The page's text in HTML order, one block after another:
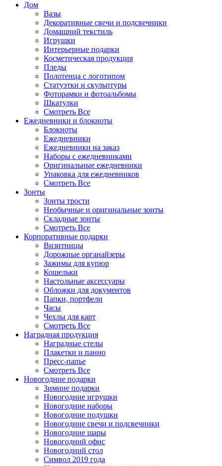
Дом
Вазы
Декоративные свечи и подсвечники
Домашний текстиль
Игрушки
Интерьерные подарки
Косметическая продукция
Пледы
Полотенца с логотипом
Статуэтки и скульптуры
Фоторамки и фотоальбомы
Шкатулки
Смотреть Все
Ежедневники и блокноты
Блокноты
Ежедневники
Ежедневники на заказ
Наборы с ежедневниками
Оригинальные ежедневники
Упаковка для ежедневников
Смотреть Все
Зонты
Зонты трости
Необычные и оригинальные зонты
Складные зонты
Смотреть Все
Корпоративные подарки
Визитницы
Дорожные органайзеры
Зажимы для купюр
Кошельки
Настольные аксессуары
Обложки для документов
Папки, портфели
Часы
Чехлы для карт
Смотреть Все
Наградная продукция
Наградные стелы
Плакетки и панно
Пресс-папье
Смотреть Все
Новогодние подарки
Зимние подарки
Новогодние игрушки
Новогодние наборы
Новогодние подушки
Новогодние свечи и подсвечники
Новогодние шары
Новогодний офис
Новогодний стол
Символ 2019 года